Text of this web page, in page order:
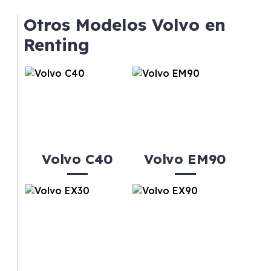
gusta cambiar de coche cada pocos años.
Otros Modelos Volvo en
Renting
Volvo C40 Volvo EM90